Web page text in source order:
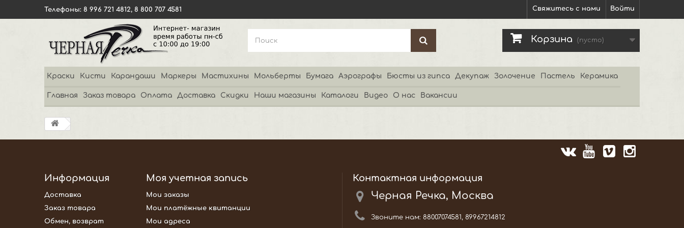
Войти
Свяжитесь с нами
Телефоны: 8 996 721 4812, 8 800 707 4581
Корзина (пусто)
Краски Кисти Карандаши Маркеры Мастихины Мольберты Бумага Аэрографы Бюсты из гипса Декупаж Золочение Пастель Керамика
Главная Заказ товара Оплата Доставка Скидки Наши магазины Каталоги Видео О нас Вакансии
Информация
Доставка
Заказ товара
Обмен, возврат
Моя учетная запись
Мои заказы
Мои платёжные квитанции
Мои адреса
Контактная информация
Черная Речка, Москва
Звоните нам: 88007074581, 89967214812